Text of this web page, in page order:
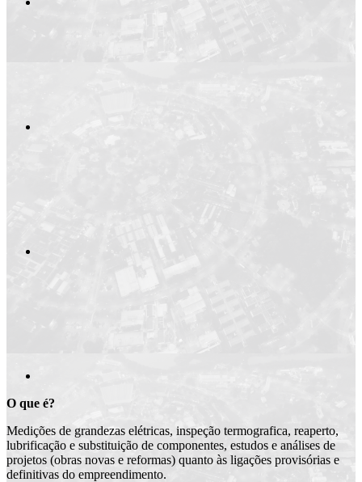
O que é?
Medições de grandezas elétricas, inspeção termografica, reaperto,
lubrificação e substituição de componentes, estudos e análises de
projetos (obras novas e reformas) quanto às ligações provisórias e
definitivas do empreendimento.